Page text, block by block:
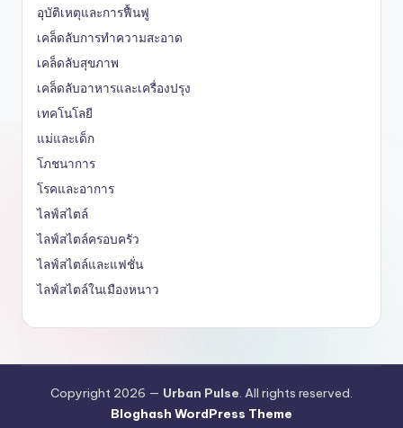
อุบัติเหตุและการฟื้นฟู
เคล็ดลับการทำความสะอาด
เคล็ดลับสุขภาพ
เคล็ดลับอาหารและเครื่องปรุง
เทคโนโลยี
แม่และเด็ก
โภชนาการ
โรคและอาการ
ไลฟ์สไตล์
ไลฟ์สไตล์ครอบครัว
ไลฟ์สไตล์และแฟชั่น
ไลฟ์สไตล์ในเมืองหนาว
Copyright 2026 — Urban Pulse. All rights reserved.
Bloghash WordPress Theme